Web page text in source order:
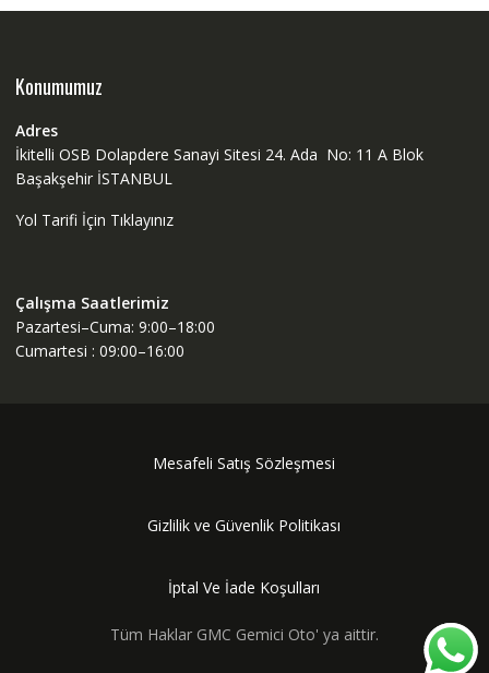
Konumumuz
Adres
İkitelli OSB Dolapdere Sanayi Sitesi 24. Ada No: 11 A Blok
Başakşehir İSTANBUL
Yol Tarifi İçin Tıklayınız
Çalışma Saatlerimiz
Pazartesi–Cuma: 9:00–18:00
Cumartesi : 09:00–16:00
Mesafeli Satış Sözleşmesi
Gizlilik ve Güvenlik Politikası
İptal Ve İade Koşulları
Tüm Haklar GMC Gemici Oto' ya aittir.